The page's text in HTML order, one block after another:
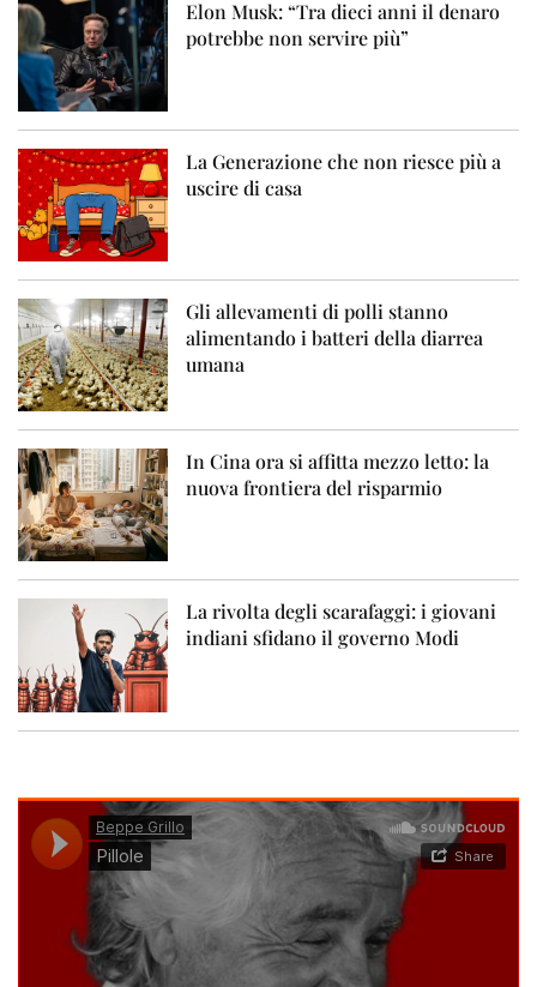
Elon Musk: “Tra dieci anni il denaro
potrebbe non servire più”
La Generazione che non riesce più a
uscire di casa
Gli allevamenti di polli stanno
alimentando i batteri della diarrea
umana
In Cina ora si affitta mezzo letto: la
nuova frontiera del risparmio
La rivolta degli scarafaggi: i giovani
indiani sfidano il governo Modi